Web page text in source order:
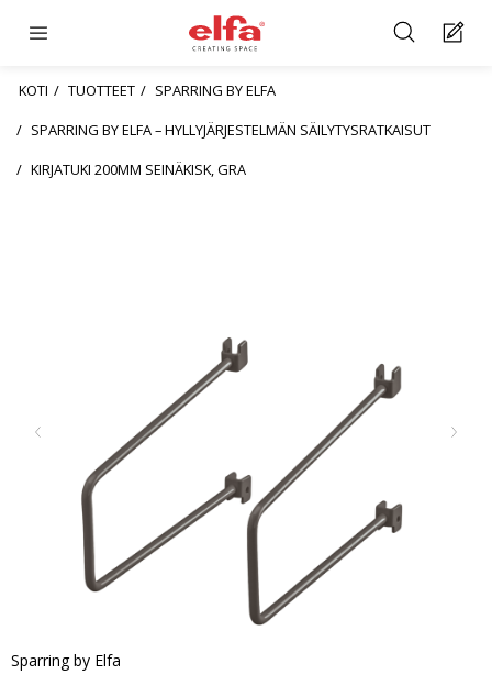
KOTI TUOTTEET
SPARRING BY ELFA
SPARRING BY ELFA – HYLLYJÄRJESTELMÄN SÄILYTYSRATKAISUT
KIRJATUKI 200MM SEINÄKISK, GRA
Sparring by Elfa